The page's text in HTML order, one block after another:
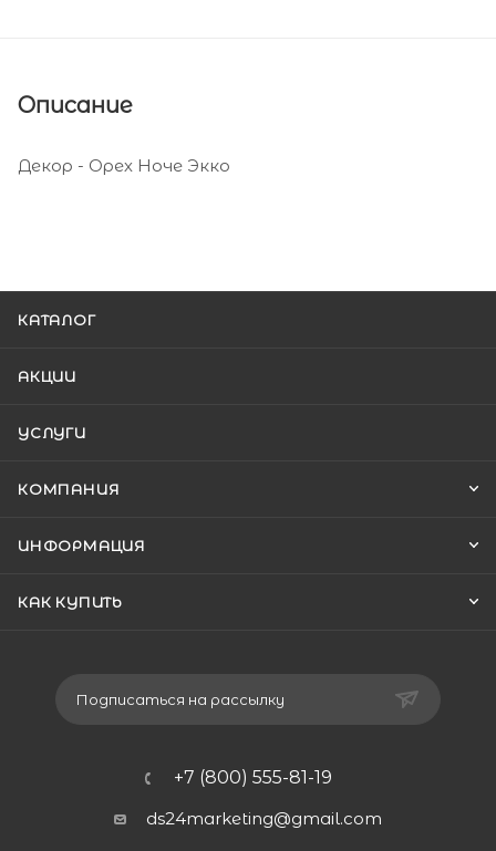
Описание
Декор - Орех Ноче Экко
КАТАЛОГ
АКЦИИ
УСЛУГИ
КОМПАНИЯ
ИНФОРМАЦИЯ
КАК КУПИТЬ
Подписаться на рассылку
+7 (800) 555-81-19
ds24marketing@gmail.com